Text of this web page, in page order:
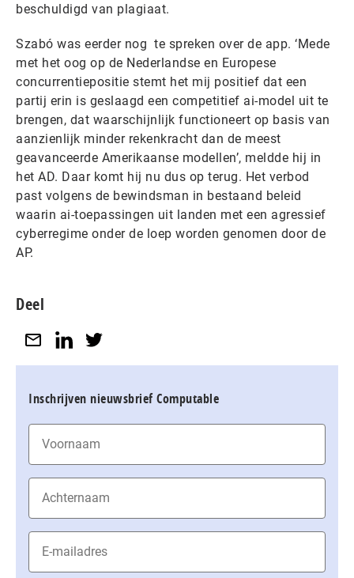
beschuldigd van plagiaat.
Szabó was eerder nog te spreken over de app. ‘Mede
met het oog op de Nederlandse en Europese
concurrentiepositie stemt het mij positief dat een
partij erin is geslaagd een competitief ai-model uit te
brengen, dat waarschijnlijk functioneert op basis van
aanzienlijk minder rekenkracht dan de meest
geavanceerde Amerikaanse modellen’, meldde hij in
het AD. Daar komt hij nu dus op terug. Het verbod
past volgens de bewindsman in bestaand beleid
waarin ai-toepassingen uit landen met een agressief
cyberregime onder de loep worden genomen door de
AP.
Deel
Inschrijven nieuwsbrief Computable